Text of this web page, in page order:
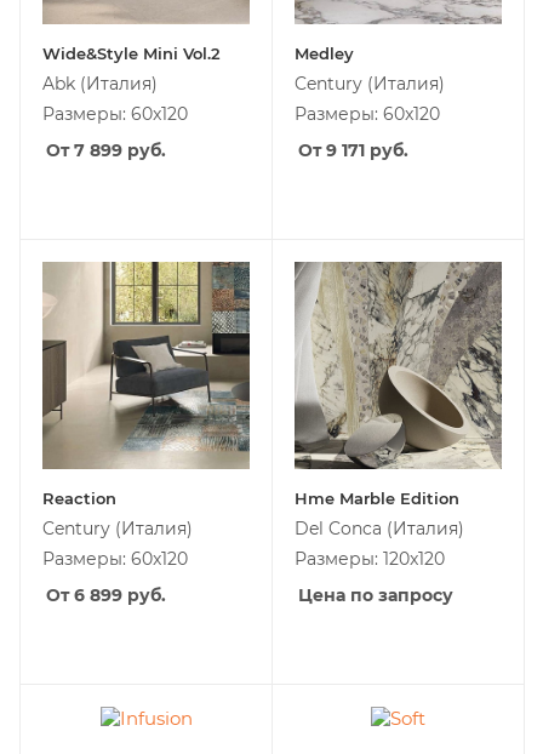
Wide&Style Mini Vol.2
Abk (Италия)
Размеры: 60x120
От 7 899 руб.
Medley
Century (Италия)
Размеры: 60x120
От 9 171 руб.
Reaction
Century (Италия)
Размеры: 60x120
От 6 899 руб.
Hme Marble Edition
Del Conca (Италия)
Размеры: 120x120
Цена по запросу